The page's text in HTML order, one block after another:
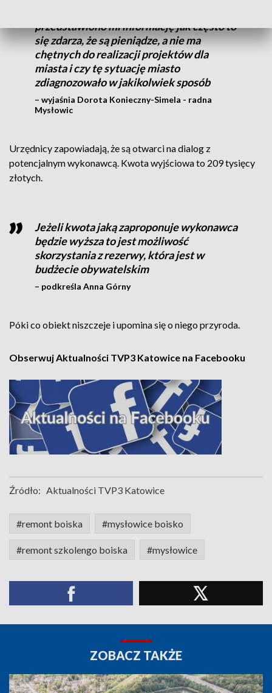
przedstawiono mi informację jak często to
się zdarza, że są pieniądze, a nie ma
chętnych do realizacji projektów dla
miasta i czy tę sytuację miasto
zdiagnozowało w jakikolwiek sposób
– wyjaśnia Dorota Konieczny-Simela - radna
Mysłowic
Urzędnicy zapowiadają, że są otwarci na dialog z
potencjalnym wykonawcą. Kwota wyjściowa to 209 tysięcy
złotych.
Jeżeli kwota jaką zaproponuje wykonawca
będzie wyższa to jest możliwość
skorzystania z rezerwy, która jest w
budżecie obywatelskim
– podkreśla Anna Górny
Póki co obiekt niszczeje i upomina się o niego przyroda.
Obserwuj Aktualności TVP3 Katowice na Facebooku
Źródło: Aktualności TVP3 Katowice
#remont boiska #mysłowice boisko
#remont szkolengo boiska #mysłowice
ZOBACZ TAKŻE